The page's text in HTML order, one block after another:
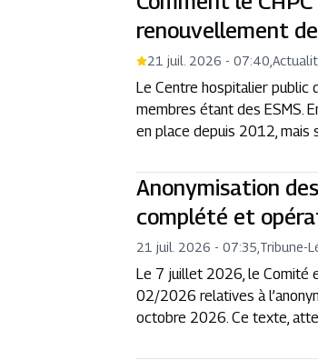
renouvellement
21 juil. 2026 - 07:40 ,
Le Centre hospitalier public
membres étant des ESMS.
en place depuis 2012, mais
Anonymisation
complété et
21 juil. 2026 - 07:35 Tribune-
Le 7 juillet 2026, le Comité
02/2026 relatives à
octobre 2026. Ce texte,